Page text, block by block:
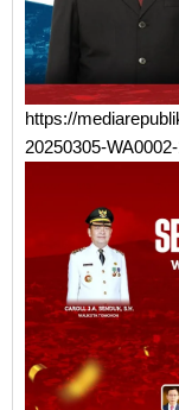
https://
20250305-